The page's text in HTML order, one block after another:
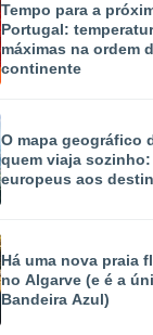
Tempo para a
Portugal:
máximas na ordem
continente
O mapa geográfico
quem viaja
europeus aos
Há uma nova praia
no Algarve (e é a
Bandeira Azul)